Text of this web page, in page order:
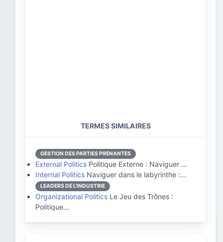
TERMES SIMILAIRES
GESTION DES PARTIES PRENANTES
External Politics Politique Externe : Naviguer …
Internal Politics Naviguer dans le labyrinthe :…
LEADERS DE L'INDUSTRIE
Organizational Politics Le Jeu des Trônes :
Politique…